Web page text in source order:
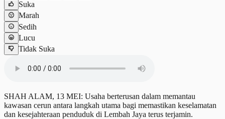
Suka
Marah
Sedih
Lucu
Tidak Suka
SHAH ALAM, 13 MEI: Usaha berterusan dalam memantau
kawasan cerun antara langkah utama bagi memastikan keselamatan
dan kesejahteraan penduduk di Lembah Jaya terus terjamin.